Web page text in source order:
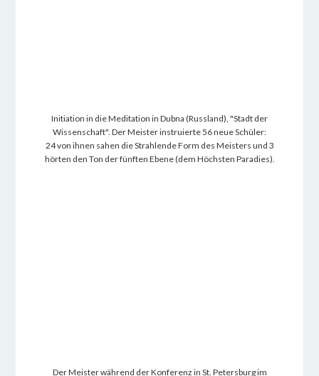
Initiation in die Meditation in Dubna (Russland), "Stadt der
Wissenschaft". Der Meister instruierte 56 neue Schüler:
24 von ihnen sahen die Strahlende Form des Meisters und 3
hörten den Ton der fünften Ebene (dem Höchsten Paradies).
Der Meister während der Konferenz in St. Petersburg im